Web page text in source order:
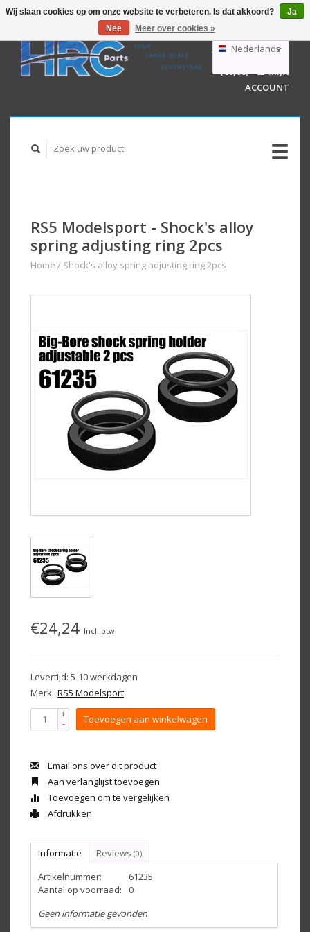
GBP
AUD
Nederlands
Deutsch
English
WINKELWAGEN
(€0,00)
MIJN
ACCOUNT
RS5 Modelsport - Shock's alloy
spring adjusting ring 2pcs
Home / Shock's alloy spring adjusting ring 2pcs
€24,24 Incl. btw
Levertijd: 5-10 werkdagen
Merk: RS5 Modelsport
+
- Toevoegen aan winkelwagen
Email ons over dit product
Aan verlanglijst toevoegen
Toevoegen om te vergelijken
Afdrukken
Informatie Reviews (0)
Artikelnummer:
61235
Aantal op voorraad:
0
Geen informatie gevonden
Wij slaan cookies op om onze website te verbeteren. Is dat akkoord?
Ja
Nee
Meer over cookies »